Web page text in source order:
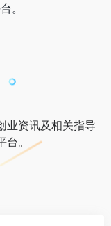
。
业资讯及相关指导
。